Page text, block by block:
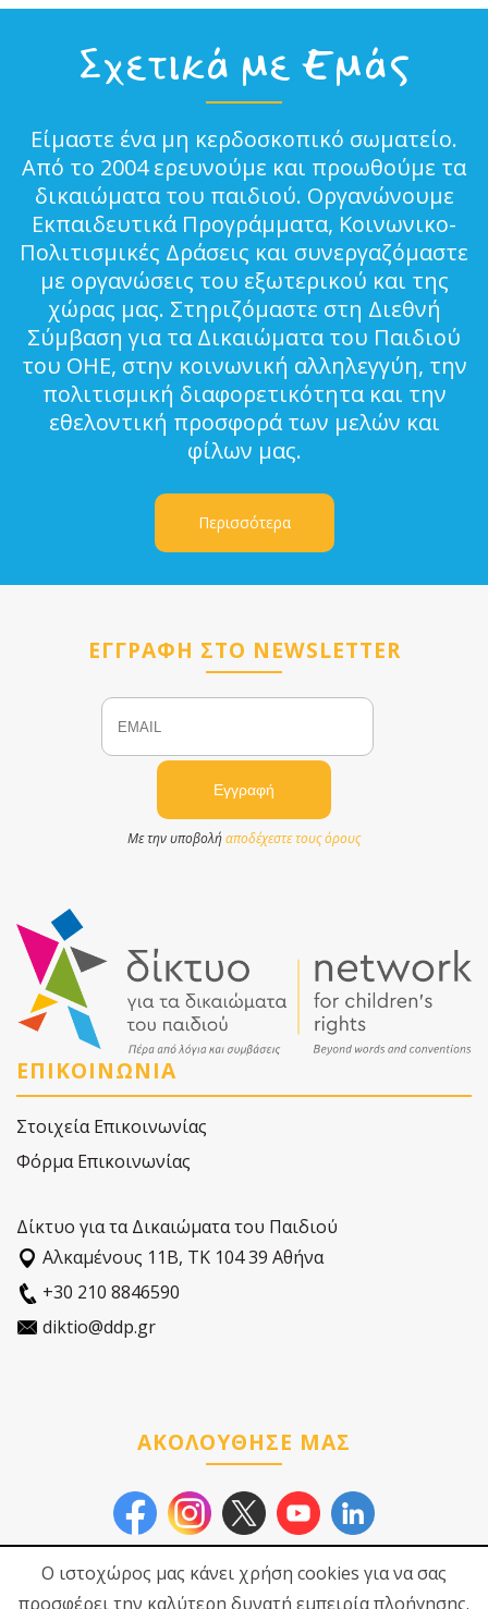
Σχετικά με Εμάς
Είμαστε ένα μη κερδοσκοπικό σωματείο.
Από το 2004 ερευνούμε και προωθούμε τα
δικαιώματα του παιδιού. Οργανώνουμε
Εκπαιδευτικά Προγράμματα, Κοινωνικο-
Πολιτισμικές Δράσεις και συνεργαζόμαστε
με οργανώσεις του εξωτερικού και της
χώρας μας. Στηριζόμαστε στη Διεθνή
Σύμβαση για τα Δικαιώματα του Παιδιού
του ΟΗΕ, στην κοινωνική αλληλεγγύη, την
πολιτισμική διαφορετικότητα και την
εθελοντική προσφορά των μελών και
φίλων μας.
Περισσότερα
ΕΓΓΡΑΦΗ ΣΤΟ NEWSLETTER
Email
Με την υποβολήαποδέχεστε τους όρους
ΕΠΙΚΟΙΝΩΝΙΑ
Στοιχεία Επικοινωνίας
Φόρμα Επικοινωνίας
Δίκτυο για τα Δικαιώματα του Παιδιού
Αλκαµένους 11Β, ΤΚ 104 39 Αθήνα
+30 210 8846590
diktio@ddp.gr
ΑΚΟΛΟΥΘΗΣΕ ΜΑΣ
Ο ιστοχώρος μας κάνει χρήση cookies για να σας
προσφέρει την καλύτερη δυνατή εμπειρία πλοήγησης.